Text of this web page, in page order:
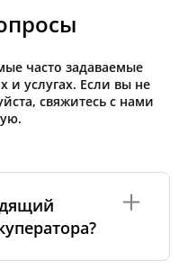
часто задаваемые
и услугах. Если вы не
свяжитесь с нами